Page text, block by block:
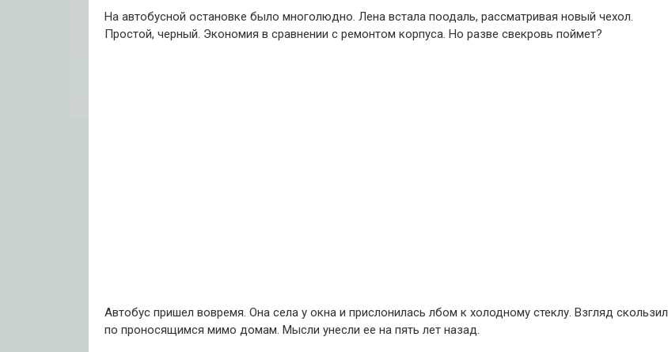
На автобусной остановке было многолюдно. Лена встала поодаль, рассматривая новый чехол.
Простой, черный. Экономия в сравнении с ремонтом корпуса. Но разве свекровь поймет?
Автобус пришел вовремя. Она села у окна и прислонилась лбом к холодному стеклу. Взгляд скользил
по проносящимся мимо домам. Мысли унесли ее на пять лет назад.